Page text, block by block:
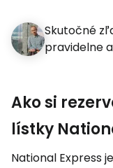
Skutočné
pravidelne
Ako si
lístky
National Express